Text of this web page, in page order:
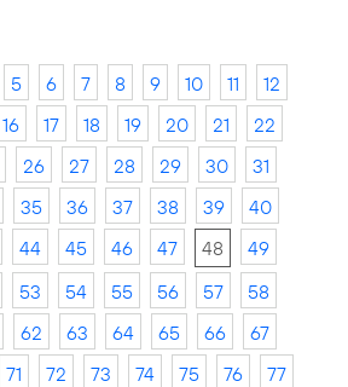
5 6 7 8 9 10 11
12
16 17 18 19 20 21
22
26 27 28 29 30
31
35 36 37 38 39
40
44 45 46 47 48
49
53 54 55 56 57
58
62 63 64 65 66
67
71 72 73 74 75 76
77